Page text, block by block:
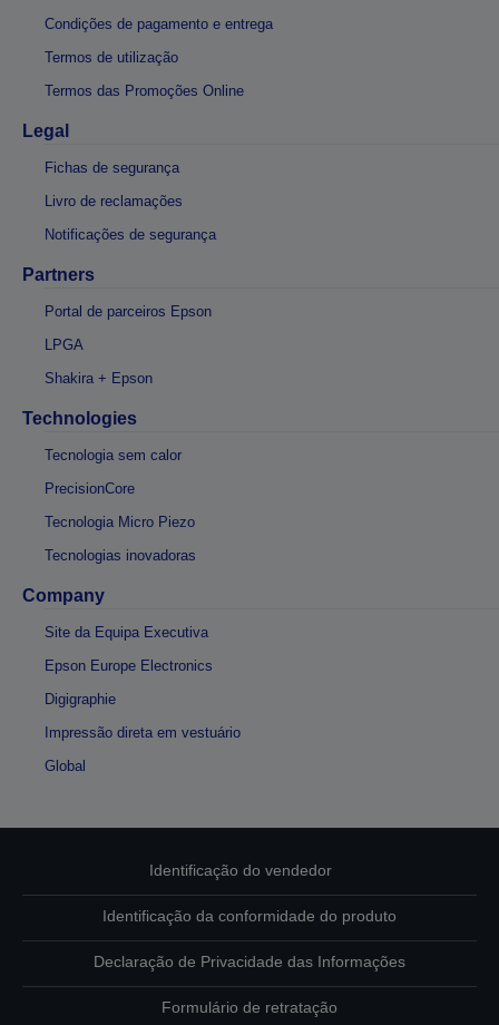
Condições de pagamento e entrega
Termos de utilização
Termos das Promoções Online
Legal
Fichas de segurança
Livro de reclamações
Notificações de segurança
Partners
Portal de parceiros Epson
LPGA
Shakira + Epson
Technologies
Tecnologia sem calor
PrecisionCore
Tecnologia Micro Piezo
Tecnologias inovadoras
Company
Site da Equipa Executiva
Epson Europe Electronics
Digigraphie
Impressão direta em vestuário
Global
Identificação do vendedor
Identificação da conformidade do produto
Declaração de Privacidade das Informações
Formulário de retratação